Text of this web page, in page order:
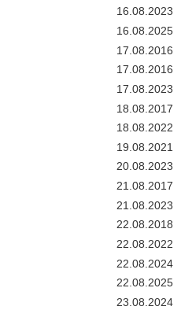
16.08.2023
16.08.2025
17.08.2016
17.08.2016
17.08.2023
18.08.2017
18.08.2022
19.08.2021
20.08.2023
21.08.2017
21.08.2023
22.08.2018
22.08.2022
22.08.2024
22.08.2025
23.08.2024